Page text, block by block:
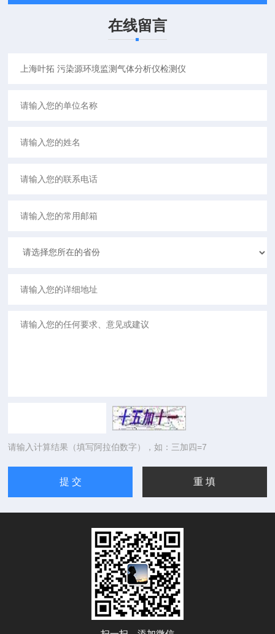
在线留言
请输入计算结果（填写阿拉伯数字），如：三加四=7